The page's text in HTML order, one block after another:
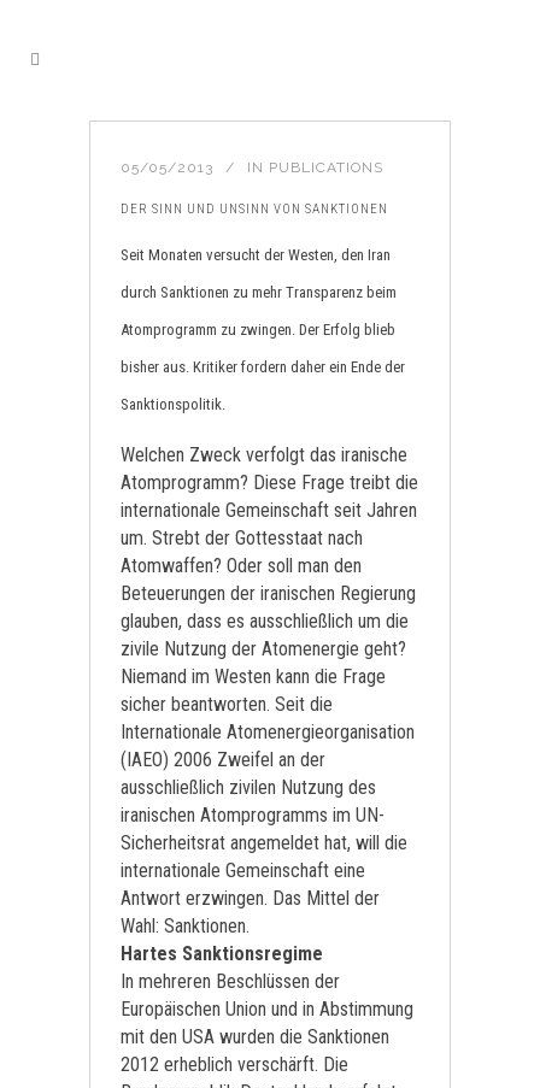
05/05/2013 IN PUBLICATIONS
DER SINN UND UNSINN VON SANKTIONEN
Seit Monaten versucht der Westen, den Iran
durch Sanktionen zu mehr Transparenz beim
Atomprogramm zu zwingen. Der Erfolg blieb
bisher aus. Kritiker fordern daher ein Ende der
Sanktionspolitik.
Welchen Zweck verfolgt das iranische
Atomprogramm? Diese Frage treibt die
internationale Gemeinschaft seit Jahren
um. Strebt der Gottesstaat nach
Atomwaffen? Oder soll man den
Beteuerungen der iranischen Regierung
glauben, dass es ausschließlich um die
zivile Nutzung der Atomenergie geht?
Niemand im Westen kann die Frage
sicher beantworten. Seit die
Internationale Atomenergieorganisation
(IAEO) 2006 Zweifel an der
ausschließlich zivilen Nutzung des
iranischen Atomprogramms im UN-
Sicherheitsrat angemeldet hat, will die
internationale Gemeinschaft eine
Antwort erzwingen. Das Mittel der
Wahl: Sanktionen.
Hartes Sanktionsregime
In mehreren Beschlüssen der
Europäischen Union und in Abstimmung
mit den USA wurden die Sanktionen
2012 erheblich verschärft. Die